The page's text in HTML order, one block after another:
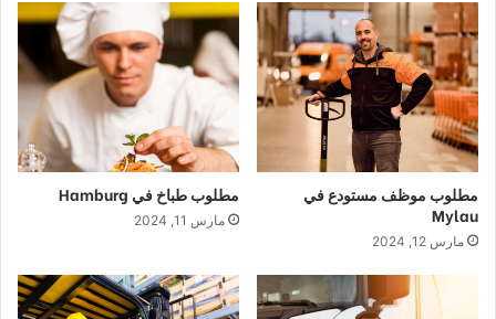
مطلوب موظف مستودع في
Mylau
مارس 12, 2024
مطلوب طباخ في Hamburg
مارس 11, 2024